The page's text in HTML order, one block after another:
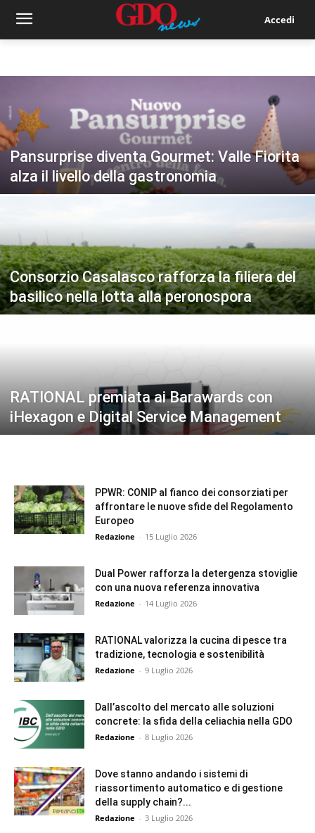
Accedi
Pansurprise diventa Gourmet: Valle Fiorita
alza il livello della gastronomia
Consorzio Casalasco rafforza la filiera del
basilico nella lotta alla peronospora
RATIONAL premiata ai Barawards con
iHexagon e Digital Service Management
PPWR: CONIP al fianco dei consorziati per
affrontare le nuove sfide del Regolamento
Europeo
Redazione - 15 Luglio 2026
Dual Power rafforza la detergenza stoviglie
con una nuova referenza innovativa
Redazione - 14 Luglio 2026
RATIONAL valorizza la cucina di pesce tra
tradizione, tecnologia e sostenibilità
Redazione - 9 Luglio 2026
Dall’ascolto del mercato alle soluzioni
concrete: la sfida della celiachia nella GDO
Redazione - 8 Luglio 2026
Dove stanno andando i sistemi di
riassortimento automatico e di gestione
della supply chain?...
Redazione - 3 Luglio 2026